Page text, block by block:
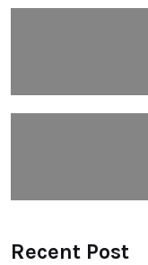
Recent Post